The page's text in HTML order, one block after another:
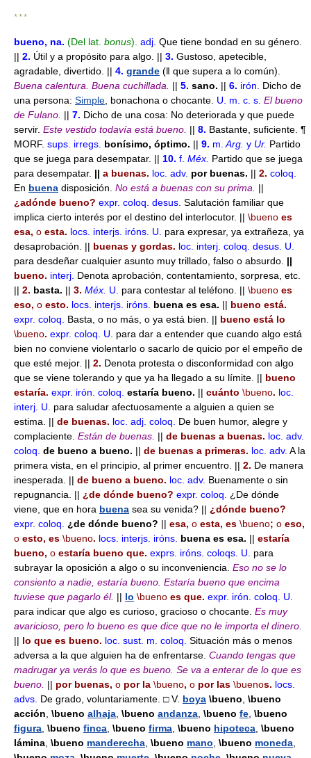
* * *
bueno, na. (Del lat. bonus). adj. Que tiene bondad en su género.
|| 2. Útil y a propósito para algo. || 3. Gustoso, apetecible,
agradable, divertido. || 4. grande (ǁ que supera a lo común).
Buena calentura. Buena cuchillada. || 5. sano. || 6. irón.
Dicho de
una persona: Simple , bonachona o chocante. U. m. c. s. El bueno
de Fulano. || 7. Dicho de una cosa: No deteriorada y que puede
servir. Este vestido todavía está bueno. || 8. Bastante, suficiente. ¶
MORF. sups. irregs. bonísimo, óptimo. || 9. m. Arg. y Ur. Partido
que se juega para desempatar. || 10. f. Méx. Partido que se juega
para desempatar. || a buenas. loc. adv. por buenas. || 2. coloq.
En buena disposición. No está a buenas con su prima.
||
¿adónde bueno? expr. coloq. desus. Salutación familiar que
implica cierto interés por el destino del interlocutor. || \bueno es
esa, o esta. locs. interjs. iróns. U.
para expresar, ya extrañeza, ya
desaprobación. || buenas y gordas. loc. interj. coloq. desus. U.
para desdeñar cualquier asunto muy trillado, falso o absurdo. ||
bueno. interj. Denota aprobación, contentamiento, sorpresa, etc.
|| 2. basta. || 3. Méx. U. para contestar al teléfono. || \bueno es
eso, o esto. locs. interjs. iróns. buena es esa. || bueno está.
expr. coloq. Basta, o no más, o ya está bien. || bueno está lo
\bueno. expr. coloq. U.
para dar a entender que cuando algo está
bien no conviene violentarlo o sacarlo de quicio por el empeño de
que esté mejor. || 2. Denota protesta o disconformidad con algo
que se viene tolerando y que ya ha llegado a su límite. || bueno
estaría. expr. irón. coloq. estaría bueno. || cuánto \bueno. loc.
interj. U.
para saludar afectuosamente a alguien a quien se
estima. || de buenas. loc. adj. coloq.
De buen humor, alegre y
complaciente. Están de buenas. || de buenas a buenas. loc. adv.
coloq. de bueno a bueno. || de buenas a primeras. loc. adv. A la
primera vista, en el principio, al primer encuentro. || 2. De manera
inesperada. || de bueno a bueno. loc. adv. Buenamente o sin
repugnancia. || ¿de dónde bueno? expr. coloq.
¿De dónde
viene, que en hora buena sea su venida? || ¿dónde bueno?
expr. coloq. ¿de dónde bueno? || esa, o esta, es \bueno; o eso,
o esto, es \bueno. locs. interjs. iróns. buena es esa. || estaría
bueno, o estaría bueno que. exprs. iróns. coloqs. U.
para
subrayar la oposición a algo o su inconveniencia. Eso no se lo
consiento a nadie, estaría bueno. Estaría bueno que encima
tuviese que pagarlo él. || lo \bueno es que. expr. irón. coloq.
U.
para indicar que algo es curioso, gracioso o chocante. Es muy
avaricioso, pero lo bueno es que dice que no le importa el dinero.
|| lo que es bueno. loc. sust. m. coloq. Situación más o menos
adversa a la que alguien ha de enfrentarse. Cuando tengas que
madrugar ya verás lo que es bueno. Se va a enterar de lo que es
bueno. || por buenas, o por la \bueno, o por las \buenos. locs.
advs. De grado, voluntariamente. □ V. boya \bueno \bueno
acción \bueno alhaja \bueno andanza \bueno fe \bueno
figura \bueno finca \bueno firma \bueno hipoteca \bueno
lámina \bueno manderecha \bueno mano \bueno moneda